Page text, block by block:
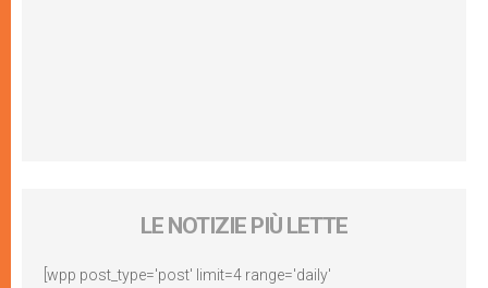
LE NOTIZIE PIÙ LETTE
[wpp post_type='post' limit=4 range='daily'